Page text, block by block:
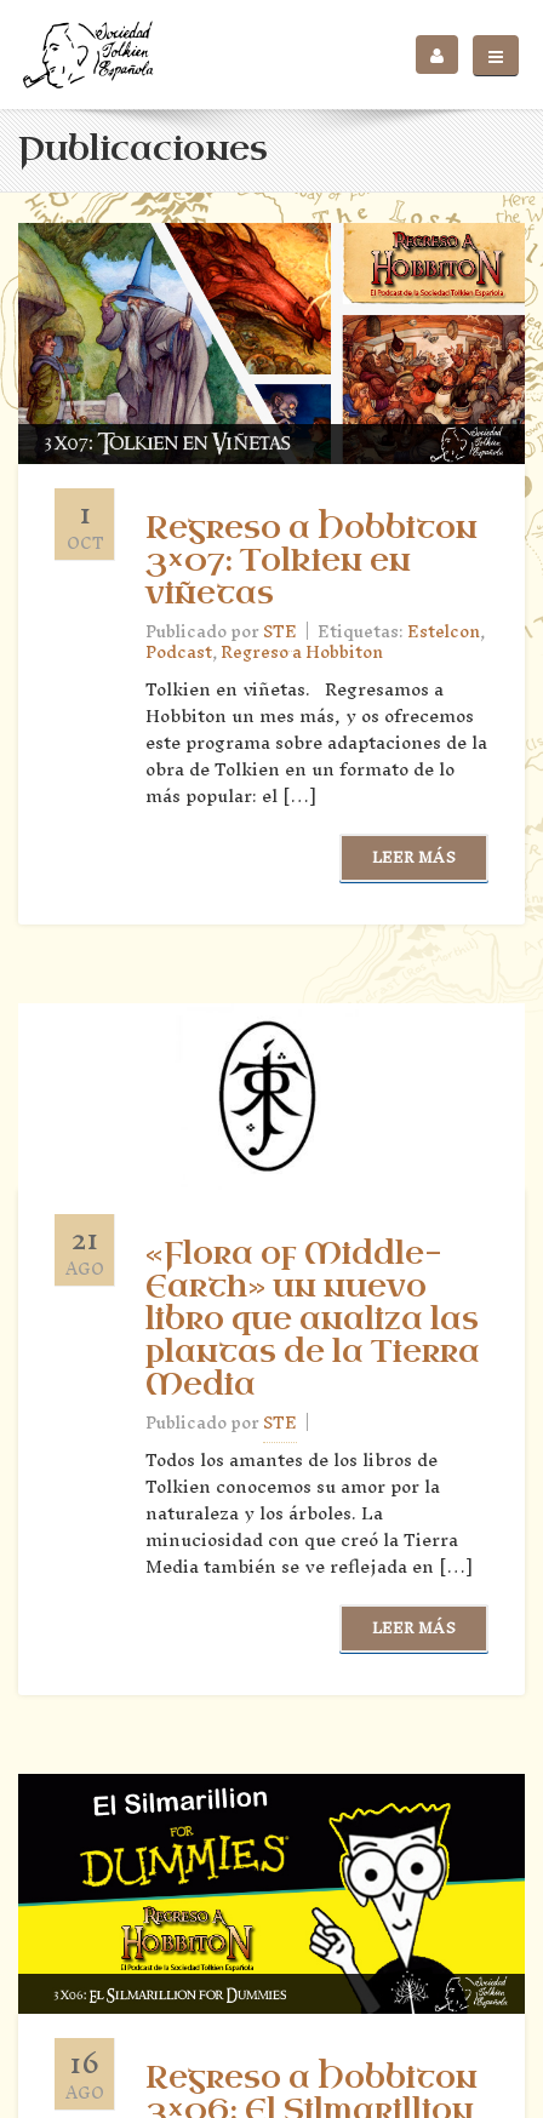
Publicaciones
1
OCT
Regreso a Hobbiton
3×07: Tolkien en
viñetas
Publicado porSTE | Etiquetas:Estelcon,
Podcast,Regreso a Hobbiton
Tolkien en viñetas. Regresamos a
Hobbiton un mes más, y os ofrecemos
este programa sobre adaptaciones de la
obra de Tolkien en un formato de lo
más popular: el […]
LEER MÁS
21
AGO
«Flora of Middle-
Earth» un nuevo
libro que analiza las
plantas de la Tierra
Media
Publicado porSTE |
Todos los amantes de los libros de
Tolkien conocemos su amor por la
naturaleza y los árboles. La
minuciosidad con que creó la Tierra
Media también se ve reflejada en […]
LEER MÁS
16
AGO
Regreso a Hobbiton